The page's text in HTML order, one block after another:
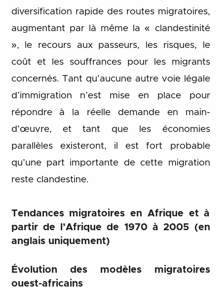
diversification rapide des routes migratoires,
augmentant par là même la « clandestinité
», le recours aux passeurs, les risques, le
coût et les souffrances pour les migrants
concernés. Tant qu’aucune autre voie légale
d’immigration n’est mise en place pour
répondre à la réelle demande en main-
d’œuvre, et tant que les économies
parallèles existeront, il est fort probable
qu’une part importante de cette migration
reste clandestine.
Tendances migratoires en Afrique et à
partir de l’Afrique de 1970 à 2005 (en
anglais uniquement)
Évolution des modèles migratoires
ouest-africains